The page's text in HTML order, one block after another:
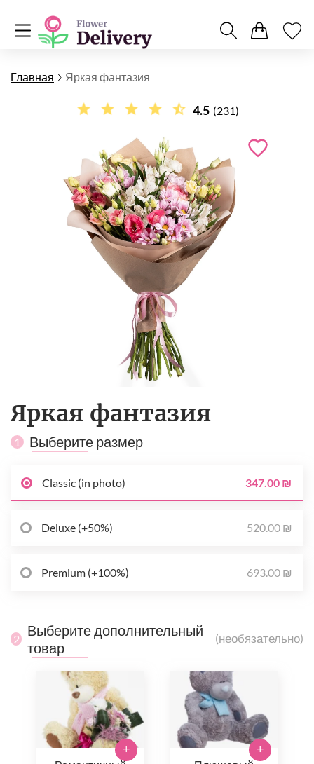
Главная Яркая фантазия
4.5 (231)
Яркая фантазия
1 Выберите размер
Classic (in photo) 347.00 ₪
Deluxe (+50%) 520.00 ₪
Premium (+100%) 693.00 ₪
2
Выберите дополнительный
товар
(необязательно)
+ +